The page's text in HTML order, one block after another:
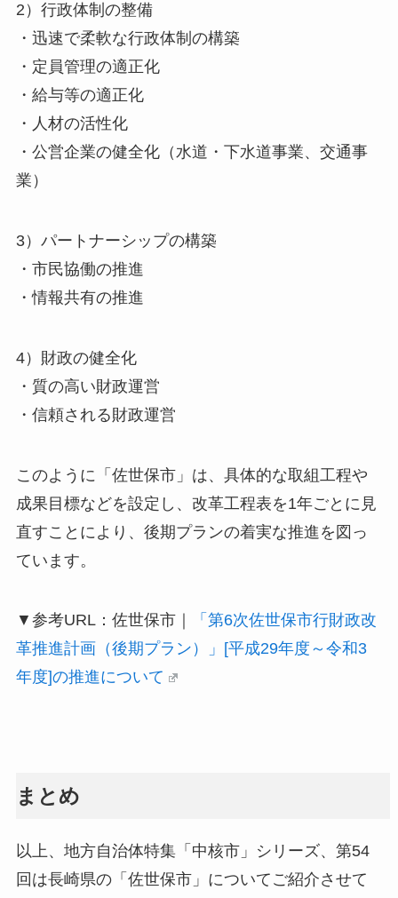
2）行政体制の整備
・迅速で柔軟な行政体制の構築
・定員管理の適正化
・給与等の適正化
・人材の活性化
・公営企業の健全化（水道・下水道事業、交通事
業）
3）パートナーシップの構築
・市民協働の推進
・情報共有の推進
4）財政の健全化
・質の高い財政運営
・信頼される財政運営
このように「佐世保市」は、具体的な取組工程や
成果目標などを設定し、改革工程表を1年ごとに見
直すことにより、後期プランの着実な推進を図っ
ています。
▼参考URL：佐世保市｜
「第6次佐世保市行財政改
革推進計画（後期プラン）」[平成29年度～令和3
年度]の推進について
まとめ
以上、地方自治体特集「中核市」シリーズ、第54
回は長崎県の「佐世保市」についてご紹介させて